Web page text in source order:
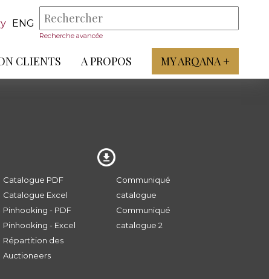
ENG
Recherche avancée
CLIENTS A PROPOS MY ARQANA +
Catalogue PDF
Catalogue Excel
Pinhooking - PDF
Pinhooking - Excel
Répartition des
Auctioneers
Communiqué
catalogue
Communiqué
catalogue 2